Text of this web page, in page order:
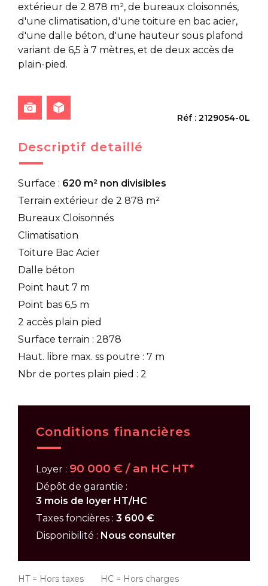
extérieur de 2 878 m², de bureaux cloisonnés,
d'une climatisation, d'une toiture en bac acier,
d'une dalle béton, d'une hauteur sous plafond
variant de 6,5 à 7 mètres, et de deux accès de
plain-pied.
Réf : 2129054-0L
Descriptif detaillé
Surface : 620 m² non divisibles
Terrain extérieur de 2 878 m²
Bureaux Cloisonnés
Climatisation
Toiture Bac Acier
Dalle béton
Point haut 7 m
Point bas 6,5 m
2 accès plain pied
Surface terrain : 2878
Haut. libre max. ss poutre : 7 m
Nbr de portes plain pied : 2
Conditions financières
Loyer : 90 000 € / an HC HT*
Dépôt de garantie :
3 mois de loyer HT/HC
Taxes foncières : 3 600 €
Disponibilité : Nous consulter
HT = Hors taxes HC = Hors charges